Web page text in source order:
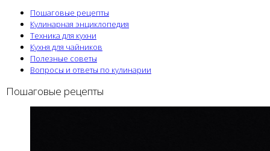
Пошаговые рецепты
Кулинарная энциклопедия
Техника для кухни
Кухня для чайников
Полезные советы
Вопросы и ответы по кулинарии
Пошаговые рецепты